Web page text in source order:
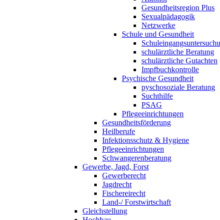
Gesundheitsregion Plus
Sexualpädagogik
Netzwerke
Schule und Gesundheit
schulärztliche Beratung
schulärztliche Gutachten
Impfbuchkontrolle
Psychische Gesundheit
pyschosoziale Beratung
Suchthilfe
PSAG
Pflegeeinrichtungen
Gesundheitsförderung
Heilberufe
Infektionsschutz & Hygiene
Pflegeeinrichtungen
Schwangerenberatung
Gewerbe, Jagd, Forst
Gewerberecht
Jagdrecht
Fischereirecht
Land-/ Forstwirtschaft
Gleichstellung